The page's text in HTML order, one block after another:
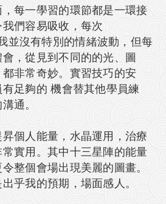
每一學習的環節都是一環接
們容易吸收，每次
並沒有特別的情緒波動，但每
，從見到不同的的光、圖
非常奇妙。實習技巧的安
足夠的 機會替其他學員練
通。
個人能量，水晶運用，治療
實用。其中十三星陣的能量
整個會場出現美麗的圖畫。
乎我的預期，場面感人。